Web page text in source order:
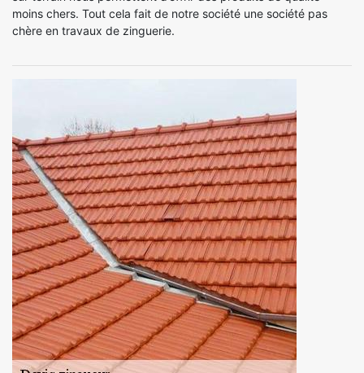
moins chers. Tout cela fait de notre société une société pas
chère en travaux de zinguerie.